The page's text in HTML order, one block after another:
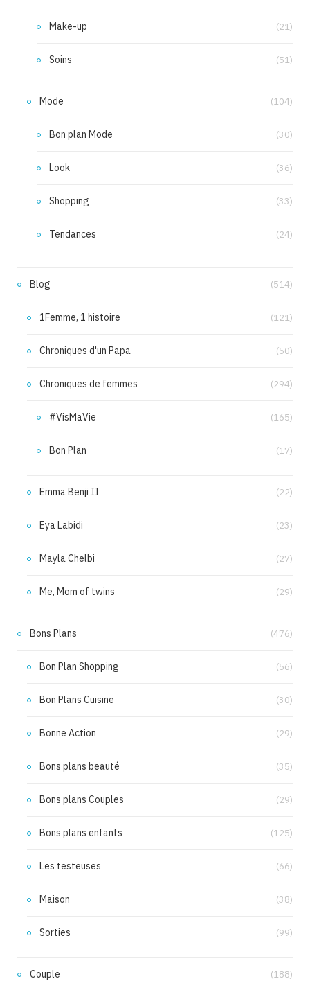
Make-up (21)
Soins (51)
Mode (104)
Bon plan Mode (30)
Look (36)
Shopping (33)
Tendances (24)
Blog (514)
1Femme, 1 histoire (121)
Chroniques d'un Papa (50)
Chroniques de femmes (294)
#VisMaVie (165)
Bon Plan (17)
Emma Benji II (22)
Eya Labidi (23)
Mayla Chelbi (27)
Me, Mom of twins (29)
Bons Plans (476)
Bon Plan Shopping (56)
Bon Plans Cuisine (30)
Bonne Action (29)
Bons plans beauté (35)
Bons plans Couples (29)
Bons plans enfants (125)
Les testeuses (66)
Maison (38)
Sorties (99)
Couple (188)